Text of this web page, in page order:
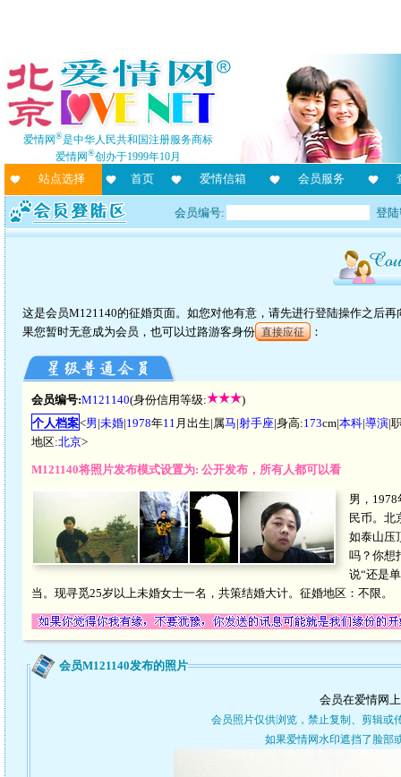
爱情网®是中华人民共和国注册服务商标
爱情网®创办于1999年10月
站点选择 首页 爱情信箱 会员服务
会员编号: 登
这是会员M121140的征婚页面。如您对他有意，请先进行登陆操作之后
果您暂时无意成为会员，也可以过路游客身份 直接应征 ：
会员编号:M121140(身份信用等级:
)
个人档案<男|未婚|1978年11 月出生|属马|射手座|身高:173cm|本科|導演|
地区:北京>
M121140将照片发布模式设置为: 公开发布，所有人都可以看
男，
民币。北
如泰山压
吗？你想
说“还是
当。现寻觅25岁以上未婚女士一名，共策结婚大计。征婚地区：不限。
会员M121140发布的照片
会员在爱情网
会员照片仅供浏览，禁止复制、剪辑或
如果爱情网水印遮挡了脸部